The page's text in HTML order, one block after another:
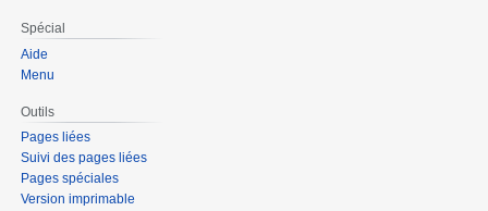
Spécial
Aide
Menu
Outils
Pages liées
Suivi des pages liées
Pages spéciales
Version imprimable